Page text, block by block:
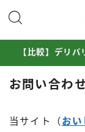
MENU
配達員として稼
出前館配達
【比較】デリ
お問い合わ
当サイト（ おい